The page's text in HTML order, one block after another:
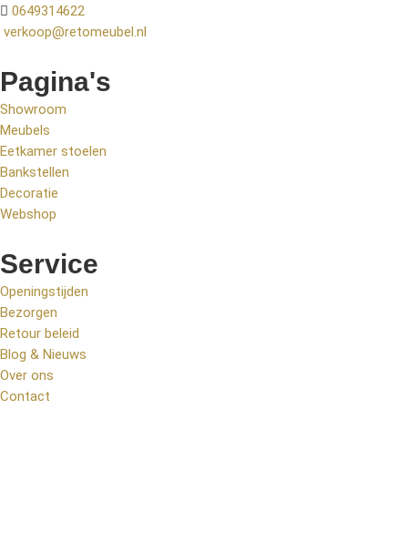
0649314622
verkoop@retomeubel.nl
Pagina's
Showroom
Meubels
Eetkamer stoelen
Bankstellen
Decoratie
Webshop
Service
Openingstijden
Bezorgen
Retour beleid
Blog & Nieuws
Over ons
Contact